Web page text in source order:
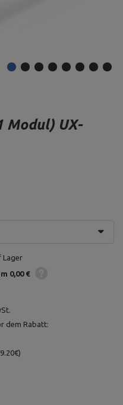
Modul) UX-
Lager
0,00 €
dem Rabatt:
€)